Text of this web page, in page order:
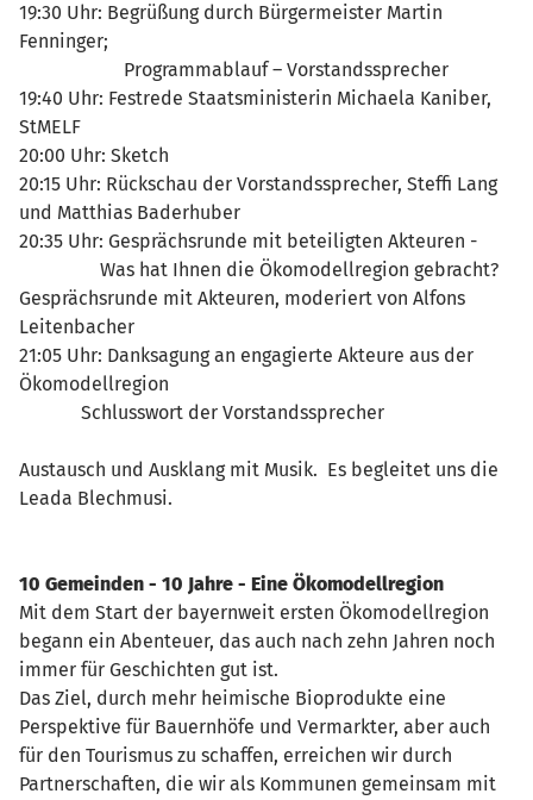
19:30 Uhr: Begrüßung durch Bürgermeister Martin
Fenninger;
Programmablauf – Vorstandssprecher
19:40 Uhr: Festrede Staatsministerin Michaela Kaniber,
StMELF
20:00 Uhr: Sketch
20:15 Uhr: Rückschau der Vorstandssprecher, Steffi Lang
und Matthias Baderhuber
20:35 Uhr: Gesprächsrunde mit beteiligten Akteuren -
Was hat Ihnen die Ökomodellregion gebracht?
Gesprächsrunde mit Akteuren, moderiert von Alfons
Leitenbacher
21:05 Uhr: Danksagung an engagierte Akteure aus der
Ökomodellregion
Schlusswort der Vorstandssprecher
Austausch und Ausklang mit Musik. Es begleitet uns die
Leada Blechmusi.
10 Gemeinden - 10 Jahre - Eine Ökomodellregion
Mit dem Start der bayernweit ersten Ökomodellregion
begann ein Abenteuer, das auch nach zehn Jahren noch
immer für Geschichten gut ist.
Das Ziel, durch mehr heimische Bioprodukte eine
Perspektive für Bauernhöfe und Vermarkter, aber auch
für den Tourismus zu schaffen, erreichen wir durch
Partnerschaften, die wir als Kommunen gemeinsam mit